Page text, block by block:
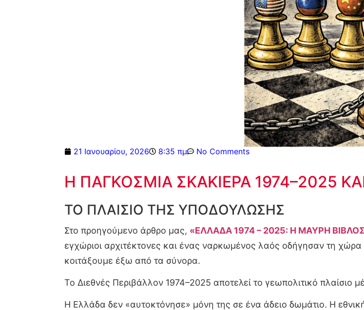
21 Ιανουαρίου, 2026 8:35 πμ No Comments
Η ΠΑΓΚΟΣΜΙΑ ΣΚΑΚΙΕΡΑ 1974–2025
ΤΟ ΠΛΑΙΣΙΟ ΤΗΣ ΥΠΟΔΟΥΛΩΣΗΣ
Στο προηγούμενο άρθρο μας, «ΕΛΛΑΔΑ 1974 – 2025: Η ΜΑΥΡΗ
εγχώριοι αρχιτέκτονες και ένας ναρκωμένος λαός οδήγησαν τη
κοιτάξουμε έξω από τα σύνορα.
Το Διεθνές Περιβάλλον 1974–2025 αποτελεί το γεωπολιτικό πλαίσιο
Η Ελλάδα δεν «αυτοκτόνησε» μόνη της σε ένα άδειο δωμάτιο. Η